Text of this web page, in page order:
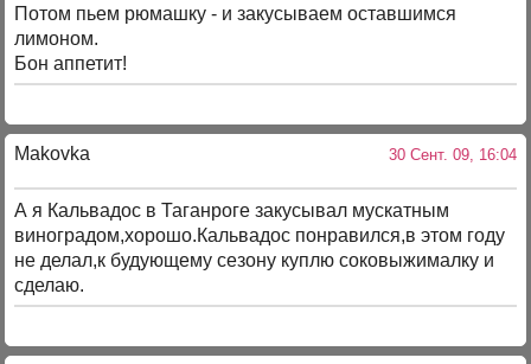
Потом пьем рюмашку - и закусываем оставшимся
лимоном.
Бон аппетит!
Makovka 30 Сент. 09, 16:04
А я Кальвадос в Таганроге закусывал мускатным
виноградом,хорошо.Кальвадос понравился,в этом году
не делал,к будующему сезону куплю соковыжималку и
сделаю.